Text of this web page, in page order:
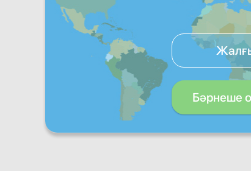
Бәрнеше